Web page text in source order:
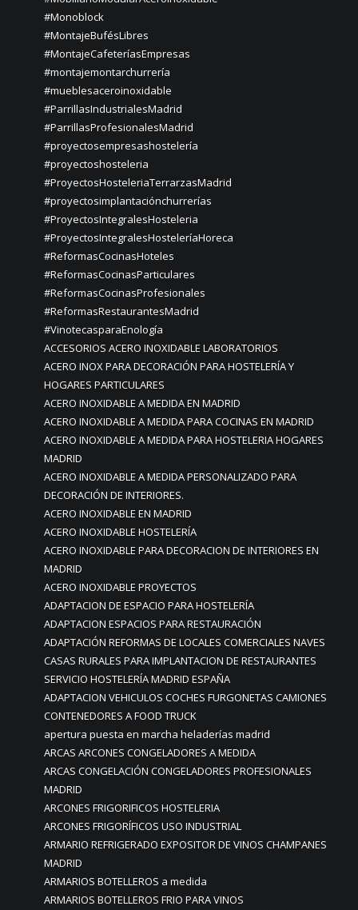
#Monoblock
#MontajeBufésLibres
#MontajeCafeteríasEmpresas
#montajemontarchurrería
#mueblesaceroinoxidable
#ParrillasIndustrialesMadrid
#ParrillasProfesionalesMadrid
#proyectosempresashostelería
#proyectoshosteleria
#ProyectosHosteleriaTerrarzasMadrid
#proyectosimplantaciónchurrerías
#ProyectosIntegralesHosteleria
#ProyectosIntegralesHosteleríaHoreca
#ReformasCocinasHoteles
#ReformasCocinasParticulares
#ReformasCocinasProfesionales
#ReformasRestaurantesMadrid
#VinotecasparaEnología
ACCESORIOS ACERO INOXIDABLE LABORATORIOS
ACERO INOX PARA DECORACIÓN PARA HOSTELERÍA Y
HOGARES PARTICULARES
ACERO INOXIDABLE A MEDIDA EN MADRID
ACERO INOXIDABLE A MEDIDA PARA COCINAS EN MADRID
ACERO INOXIDABLE A MEDIDA PARA HOSTELERIA HOGARES
MADRID
ACERO INOXIDABLE A MEDIDA PERSONALIZADO PARA
DECORACIÓN DE INTERIORES.
ACERO INOXIDABLE EN MADRID
ACERO INOXIDABLE HOSTELERÍA
ACERO INOXIDABLE PARA DECORACION DE INTERIORES EN
MADRID
ACERO INOXIDABLE PROYECTOS
ADAPTACION DE ESPACIO PARA HOSTELERÍA
ADAPTACION ESPACIOS PARA RESTAURACIÓN
ADAPTACIÓN REFORMAS DE LOCALES COMERCIALES NAVES
CASAS RURALES PARA IMPLANTACION DE RESTAURANTES
SERVICIO HOSTELERÍA MADRID ESPAÑA
ADAPTACION VEHICULOS COCHES FURGONETAS CAMIONES
CONTENEDORES A FOOD TRUCK
apertura puesta en marcha heladerías madrid
ARCAS ARCONES CONGELADORES A MEDIDA
ARCAS CONGELACIÓN CONGELADORES PROFESIONALES
MADRID
ARCONES FRIGORIFICOS HOSTELERIA
ARCONES FRIGORÍFICOS USO INDUSTRIAL
ARMARIO REFRIGERADO EXPOSITOR DE VINOS CHAMPANES
MADRID
ARMARIOS BOTELLEROS a medida
ARMARIOS BOTELLEROS FRIO PARA VINOS